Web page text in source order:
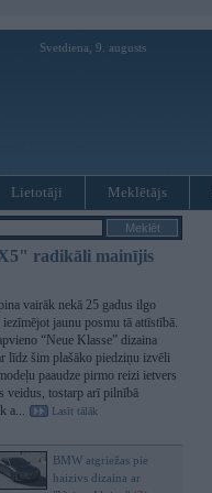
Svetdiena, 9. augusts
Lietotāji Meklētājs
radikāli mainījis
vairāk nekā 25 gadus ilgo
jaunu posmu tā attīstībā.
“Neue Klasse” dizaina
līdz šim plašāko piedziņu izvēli
paaudze pirmo reizi ietvers
veidus, tostarp arī pilnībā
a...
Lasīt tālāk
BMW atgriežas pie
haizivs dizaina ar